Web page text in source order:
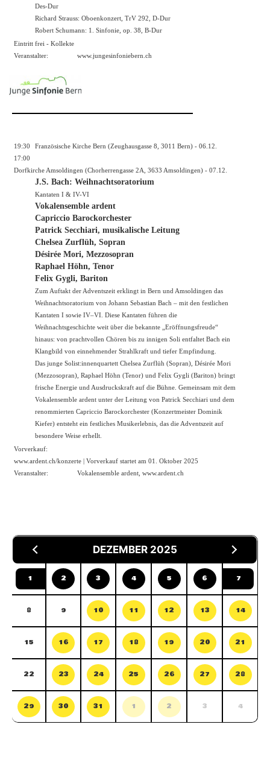
Des-Dur
Richard Strauss: Oboenkonzert, TrV 292, D-Dur
Robert Schumann: 1. Sinfonie, op. 38, B-Dur
Eintritt frei - Kollekte
Veranstalter:
www.jungesinfoniebern.ch
19:30
Französische Kirche Bern (Zeughausgasse 8, 3011 Bern) - 06.12.
17:00
Dorfkirche Amsoldingen (Chorherrengasse 2A, 3633 Amsoldingen) - 07.12.
J.S. Bach: Weihnachtsoratorium
Kantaten I & IV-VI
Vokalensemble ardent
Capriccio Barockorchester
Patrick Secchiari, musikalische Leitung
Chelsea Zurflüh, Sopran
Désirée Mori, Mezzosopran
Raphael Höhn, Tenor
Felix Gygli, Bariton
Zum Auftakt der Adventszeit erklingt in Bern und Amsoldingen das
Weihnachtsoratorium von Johann Sebastian Bach – mit den festlichen
Kantaten I sowie IV–VI. Diese Kantaten führen die
Weihnachtsgeschichte weit über die bekannte „Eröffnungsfreude“
hinaus: von prachtvollen Chören bis zu innigen Soli entfaltet Bach ein
Klangbild von einnehmender Strahlkraft und tiefer Empfindung.
Das junge Solist:innenquartett Chelsea Zurflüh (Sopran), Désirée Mori
(Mezzosopran), Raphael Höhn (Tenor) und Felix Gygli (Bariton) bringt
frische Energie und Ausdruckskraft auf die Bühne. Gemeinsam mit dem
Vokalensemble ardent unter der Leitung von Patrick Secchiari und dem
renommierten Capriccio Barockorchester (Konzertmeister Dominik
Kiefer) entsteht ein festliches Musikerlebnis, das die Adventszeit auf
besondere Weise erhellt.
Vorverkauf:
www.ardent.ch/konzerte | Vorverkauf startet am 01. Oktober 2025
Veranstalter:
Vokalensemble ardent, www.ardent.ch
DEZEMBER 2025
1 2 3 4 5 6 7
8 9 10 11 12 13 14
15 16 17 18 19 20 21
22 23 24 25 26 27 28
29 30 31 1 2 3 4